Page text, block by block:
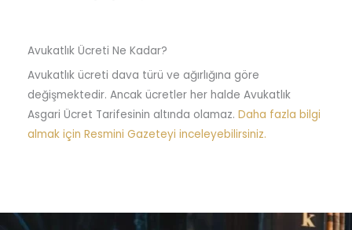
Avukatlık Ücreti Ne Kadar?
Avukatlık ücreti dava türü ve ağırlığına göre
değişmektedir. Ancak ücretler her halde Avukatlık
Asgari Ücret Tarifesinin altında olamaz. Daha fazla bilgi
almak için Resmini Gazeteyi inceleyebilirsiniz.